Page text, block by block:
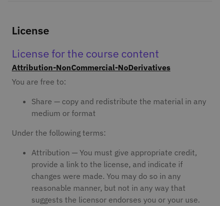
License
License for the course content
Attribution-NonCommercial-NoDerivatives
You are free to:
Share — copy and redistribute the material in any
medium or format
Under the following terms:
Attribution — You must give appropriate credit,
provide a link to the license, and indicate if
changes were made. You may do so in any
reasonable manner, but not in any way that
suggests the licensor endorses you or your use.